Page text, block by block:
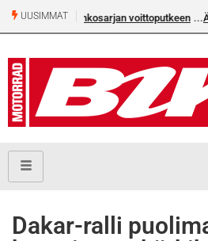
UUSIMMAT Älä missaa tämän kesän
Dakar-ralli